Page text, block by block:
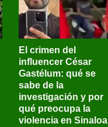
El crimen del
influencer César
Gastélum: qué se
sabe de la
investigación y por
qué preocupa la
violencia en Sinaloa